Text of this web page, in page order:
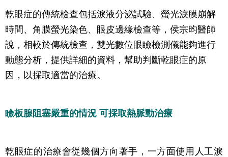
乾眼症的傳統檢查包括淚液分泌試驗、螢光淚膜崩解
時間、角膜螢光染色、眼皮邊緣檢查等，侯宗昀醫師
說，相較於傳統檢查，雙光數位眼瞼檢測儀能夠進行
動態分析，提供詳細的資料，幫助判斷乾眼症的原
因，以採取適當的治療。
瞼板腺阻塞嚴重的情況 可採取熱脈動治療
乾眼症的治療會從幾個方向著手，一方面使用人工淚